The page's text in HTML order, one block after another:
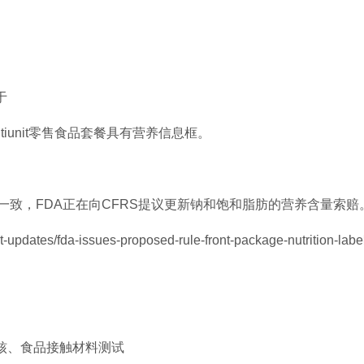
零售食品套餐具有营养信息框。
，FDA正在向CFRS提议更新钠和饱和脂肪的营养含量索赔
updates/fda-issues-proposed-rule-front-package-nutrition-
、食品接触材料测试